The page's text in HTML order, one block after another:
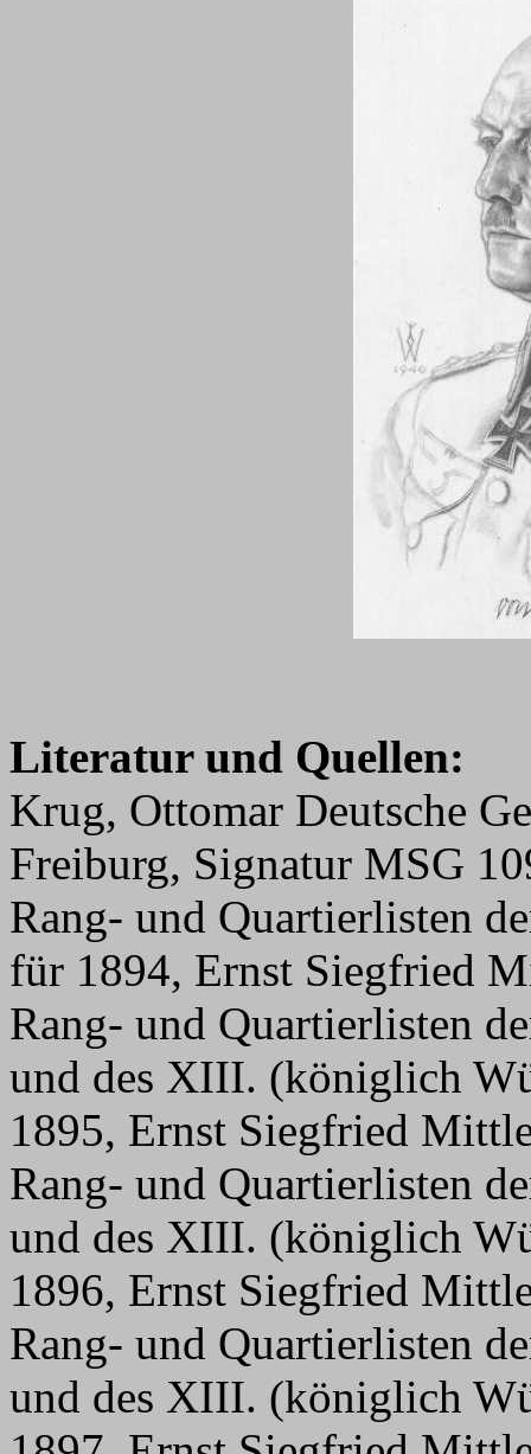
Literatur und Quellen:
Krug, Ottomar Deutsche
Freiburg, Signatur MSG
Rang- und Quartierlisten
für 1894, Ernst Siegfried
Rang- und Quartierlisten
und des XIII. (königlich
1895, Ernst Siegfried
Rang- und Quartierlisten
und des XIII. (königlich
1896, Ernst Siegfried
Rang- und Quartierlisten
und des XIII. (königlich